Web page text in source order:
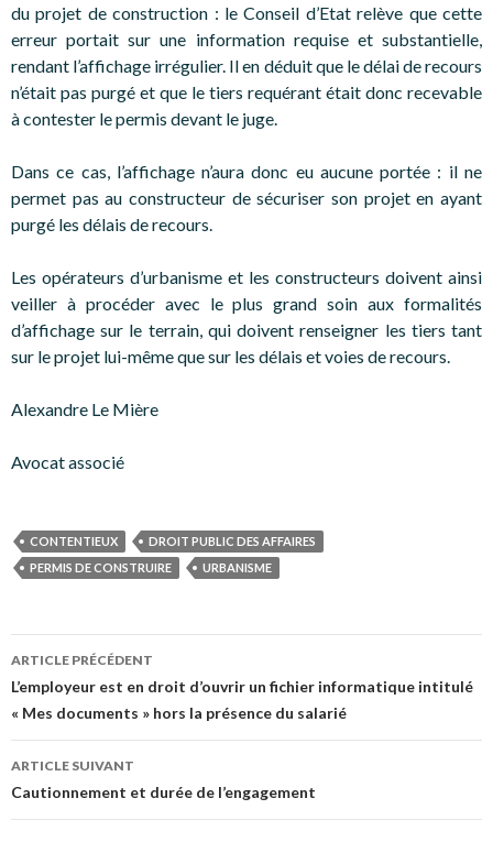
du projet de construction : le Conseil d’Etat relève que cette
erreur portait sur une information requise et substantielle,
rendant l’affichage irrégulier. Il en déduit que le délai de recours
n’était pas purgé et que le tiers requérant était donc recevable
à contester le permis devant le juge.
Dans ce cas, l’affichage n’aura donc eu aucune portée : il ne
permet pas au constructeur de sécuriser son projet en ayant
purgé les délais de recours.
Les opérateurs d’urbanisme et les constructeurs doivent ainsi
veiller à procéder avec le plus grand soin aux formalités
d’affichage sur le terrain, qui doivent renseigner les tiers tant
sur le projet lui-même que sur les délais et voies de recours.
Alexandre Le Mière
Avocat associé
CONTENTIEUX
DROIT PUBLIC DES AFFAIRES
PERMIS DE CONSTRUIRE
URBANISME
Navigation
des
articles
ARTICLE PRÉCÉDENT
L’employeur est en droit d’ouvrir un fichier informatique intitulé
« Mes documents » hors la présence du salarié
ARTICLE SUIVANT
Cautionnement et durée de l’engagement